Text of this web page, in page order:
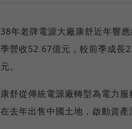
38年老牌電源大廠康舒近年響
季營收52.67億元，較前季成長
元。
康舒從傳統電源廠轉型為電力
在去年出售中國土地，啟動資產